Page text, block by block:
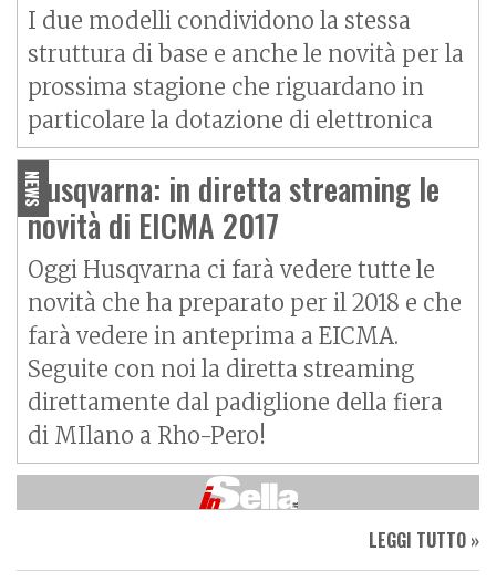
I due modelli condividono la stessa
struttura di base e anche le novità per la
prossima stagione che riguardano in
particolare la dotazione di elettronica
NEWS
Husqvarna: in diretta streaming le
novità di EICMA 2017
Oggi Husqvarna ci farà vedere tutte le
novità che ha preparato per il 2018 e che
farà vedere in anteprima a EICMA.
Seguite con noi la diretta streaming
direttamente dal padiglione della fiera
di MIlano a Rho-Pero!
LEGGI TUTTO »